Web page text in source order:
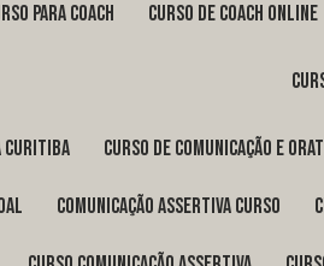
para coach curso de coach online
Curitiba curso de comunicação e
comunicação assertiva curso